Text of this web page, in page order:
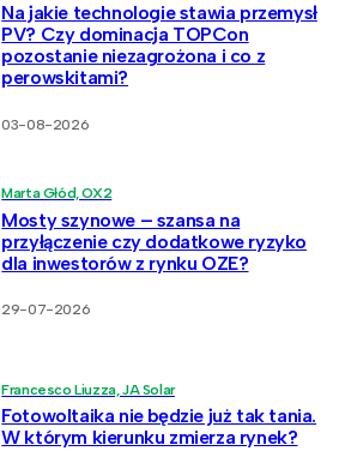
Na jakie technologie stawia przemysł
PV? Czy dominacja TOPCon
pozostanie niezagrożona i co z
perowskitami?
03-08-2026
Marta Głód, OX2
Mosty szynowe – szansa na
przyłączenie czy dodatkowe ryzyko
dla inwestorów z rynku OZE?
29-07-2026
Francesco Liuzza, JA Solar
Fotowoltaika nie będzie już tak tania.
W którym kierunku zmierza rynek?